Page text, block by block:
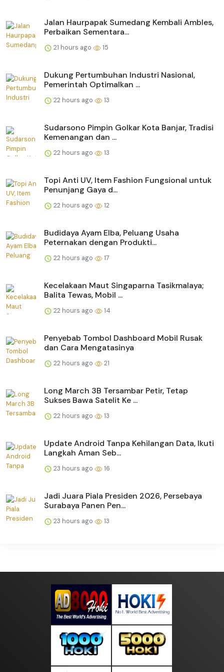
Jalan Haurpapak Sumedang Kembali Ambles,
Perbaikan Sementara...
21 hours ago 15
Dukung Pertumbuhan Industri Nasional,
Pemerintah Optimalkan ...
22 hours ago 13
Sudarsono Pimpin Golkar Kota Banjar, Tradisi
Kemenangan dan ...
22 hours ago 13
Topi Anti UV, Item Fashion Fungsional untuk
Penunjang Gaya d...
22 hours ago 12
Budidaya Ayam Elba, Peluang Usaha
Peternakan dengan Produkti...
22 hours ago 17
Kecelakaan Maut Singaparna Tasikmalaya;
Balita Tewas, Mobil ...
22 hours ago 14
Penyebab Tombol Dashboard Mobil Rusak
dan Cara Mengatasinya
22 hours ago 21
Long March 3B Tersambar Petir, Tetap
Sukses Bawa Satelit Ke ...
22 hours ago 13
Update Android Tanpa Kehilangan Data, Ikuti
Langkah Aman Seb...
23 hours ago 16
Jadi Juara Piala Presiden 2026, Persebaya
Surabaya Panen Pen...
23 hours ago 13